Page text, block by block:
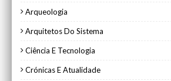
Arqueologia
Arquitetos Do Sistema
Ciência E Tecnologia
Crónicas E Atualidade